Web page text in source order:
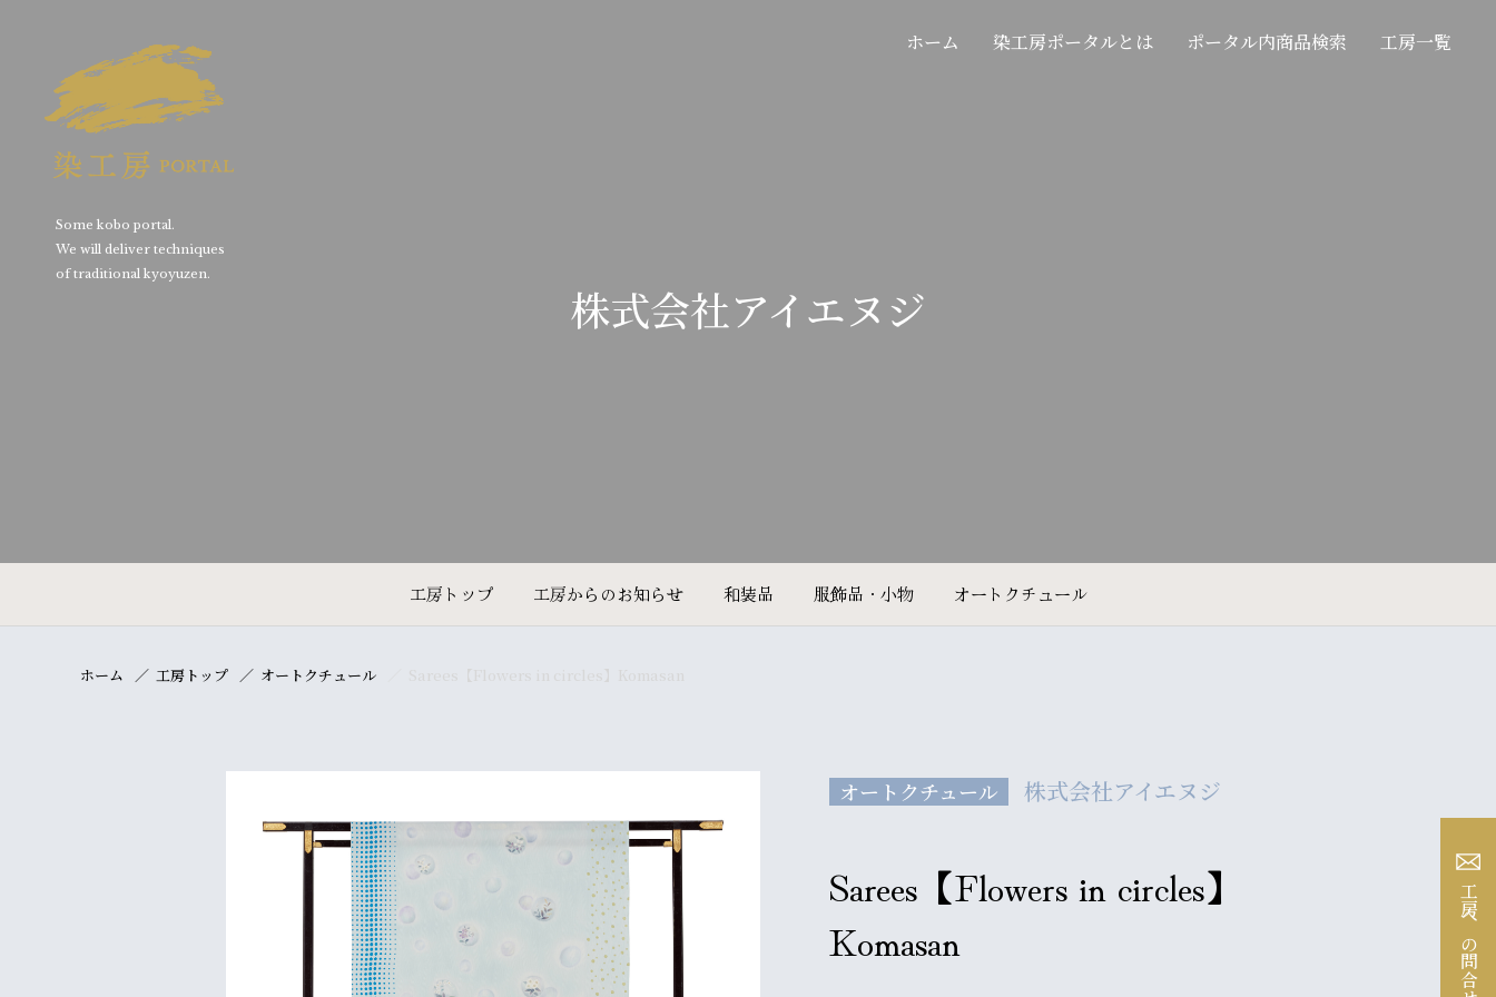
Some kobo portal.
We will deliver techniques
of traditional kyoyuzen.
ホーム 染工房ポータルとは ポータル内商品検索 工房一覧
株式会社アイエヌジ
工房トップ 工房からのお知らせ 和装品 服飾品・小物 オートクチュール
工房への問合せ
ホーム 工房トップ オートクチュール
オートクチュール 株式会社アイエヌジ
Sarees【Flowers in circles】
Komasan